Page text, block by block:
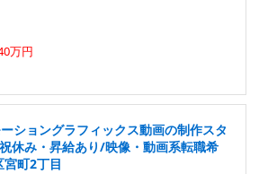
万円
ショングラフィックス動画の制作スタ
休み・昇給あり/映像・動画系転職希
町2丁目